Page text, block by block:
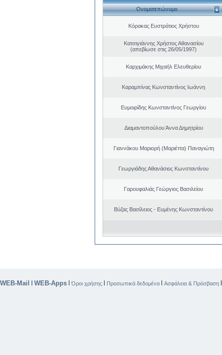
Ονοματεπώνυμο
Κόρακας Ευστράτιος Χρήστου
Κατσιγιάννης Χρήστος Αθανασίου
(απεβίωσε στις 26/05/1997)
Καρχιμάκης Μιχαήλ Ελευθερίου
Καραμπίνας Κωνσταντίνος Ιωάννη
Ευμοιρίδης Κωνσταντίνος Γεωργίου
Διαμαντοπούλου Άννα Δημητρίου
Γιαννάκου Μαριορή (Μαριέττα) Παναγιώτη
Γεωργιάδης Αθανάσιος Κωνσταντίνου
Γαρουφαλιάς Γεώργιος Βασιλείου
Βύζας Βασίλειος - Ευμένης Κωνσταντίνου
WEB-Mail | WEB-Apps |Όροι χρήσης | Προσωπικά δεδομένα | Ασφάλεια & Πρόσβαση